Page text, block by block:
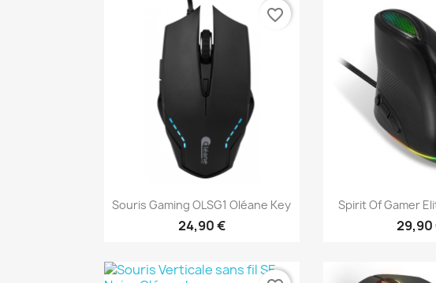
Aperçu rapide
Souris Gaming OLSG1 Oléane Key
24,90 €
favorite_border
Aperçu
Spirit Of Gamer
29,90